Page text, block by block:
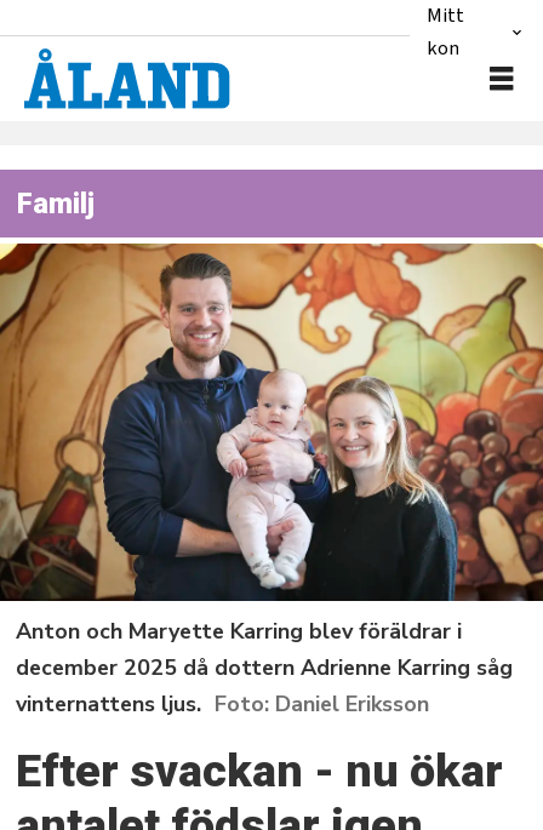
Mitt
konto
Familj
Anton och Maryette Karring blev föräldrar i
december 2025 då dottern Adrienne Karring såg
vinternattens ljus.
Daniel Eriksson
Efter svackan - nu ökar